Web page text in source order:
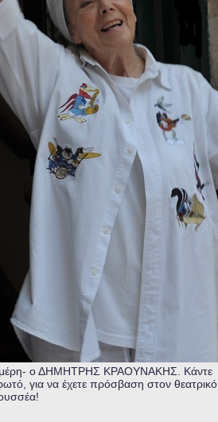
μέρη- ο ΔΗΜΗΤΡΗΣ ΚΡΑΟΥΝΑΚΗΣ. Κάντε
για να έχετε πρόσβαση στον θεατρικό